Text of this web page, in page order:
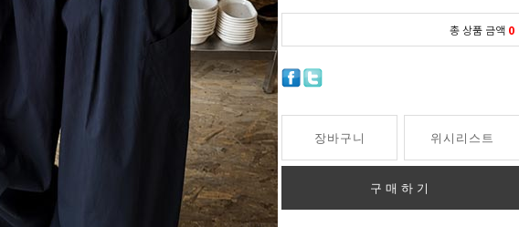
총 상품 금액 0
장바구니 위시리스트
구매하기